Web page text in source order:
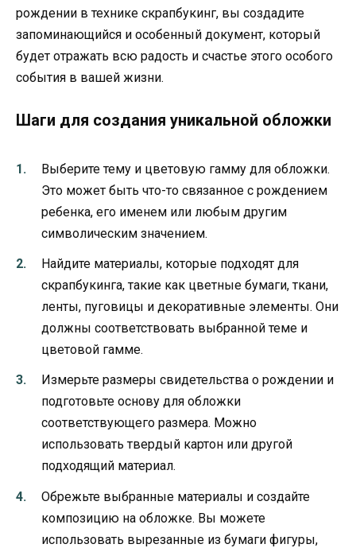
рождении в технике скрапбукинг, вы создадите
запоминающийся и особенный документ, который
будет отражать всю радость и счастье этого особого
события в вашей жизни.
Шаги для создания уникальной обложки
Выберите тему и цветовую гамму для обложки.
Это может быть что-то связанное с рождением
ребенка, его именем или любым другим
символическим значением.
Найдите материалы, которые подходят для
скрапбукинга, такие как цветные бумаги, ткани,
ленты, пуговицы и декоративные элементы. Они
должны соответствовать выбранной теме и
цветовой гамме.
Измерьте размеры свидетельства о рождении и
подготовьте основу для обложки
соответствующего размера. Можно
использовать твердый картон или другой
подходящий материал.
Обрежьте выбранные материалы и создайте
композицию на обложке. Вы можете
использовать вырезанные из бумаги фигуры,